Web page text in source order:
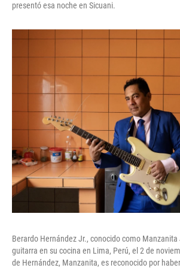
presentó esa noche en Sicuani.
Berardo Hernández Jr., conocido como Manzanita
guitarra en su cocina en Lima, Perú, el 2 de
de Hernández, Manzanita, es reconocido por